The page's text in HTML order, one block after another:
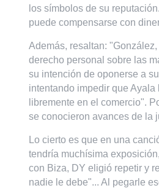
los símbolos de su
puede compensarse con
Además, resaltan:
derecho personal sobre las
su intención de oponerse a
intentando impedir que Ayala
libremente en el comercio".
se conocieron avances de la
Lo cierto es que en una
tendría muchísima
con Biza, DY eligió repetir y
nadie le debe"... Al pegarle